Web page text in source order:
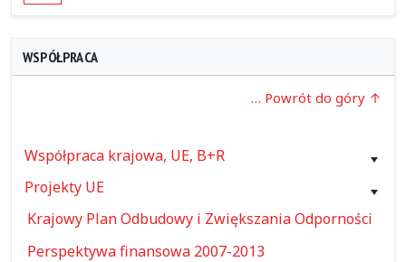
WSPÓŁPRACA
… Powrót do góry
Współpraca krajowa, UE, B+R
Projekty UE
Krajowy Plan Odbudowy i Zwiększania Odporności
Perspektywa finansowa 2007-2013